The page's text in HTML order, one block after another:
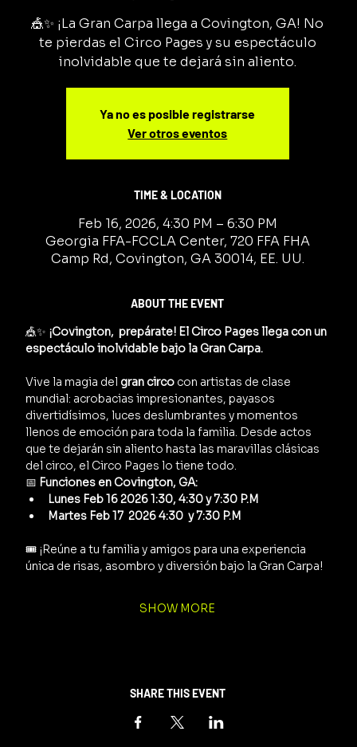
🎪✨ ¡La Gran Carpa llega a Covington, GA! No
te pierdas el Circo Pages y su espectáculo
inolvidable que te dejará sin aliento.
Ya no es posible registrarse
Ver otros eventos
TIME & LOCATION
Feb 16, 2026, 4:30 PM – 6:30 PM
Georgia FFA-FCCLA Center, 720 FFA FHA
Camp Rd, Covington, GA 30014, EE. UU.
ABOUT THE EVENT
🎪✨ ¡Covington,  prepárate! El Circo Pages llega con un
espectáculo inolvidable bajo la Gran Carpa.
Vive la magia del gran circo con artistas de clase
mundial: acrobacias impresionantes, payasos
divertidísimos, luces deslumbrantes y momentos
llenos de emoción para toda la familia. Desde actos
que te dejarán sin aliento hasta las maravillas clásicas
del circo, el Circo Pages lo tiene todo.
📅 Funciones en Covington, GA:
Lunes Feb 16 2026 1:30, 4:30 y 7:30 P.M
Martes Feb 17  2026 4:30  y 7:30 P.M
🎟️ ¡Reúne a tu familia y amigos para una experiencia
única de risas, asombro y diversión bajo la Gran Carpa!
SHOW MORE
SHARE THIS EVENT